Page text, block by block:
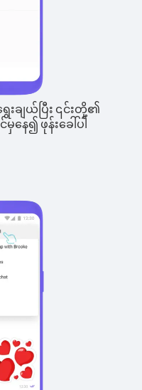
ျယ်ပြီး ၎င်းတို့၏
ေ၍ ဖုန်းခေါ်ပါ